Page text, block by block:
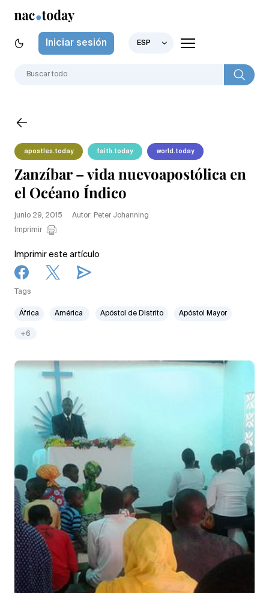
Iniciar sesión ESP
apostles.today faith.today world.today
Zanzíbar – vida nuevoapostólica en
el Océano Índico
junio 29, 2015
Autor: Peter Johanning
Imprimir
Imprimir este artículo
Tags
África América Apóstol de Distrito Apóstol Mayor
+6